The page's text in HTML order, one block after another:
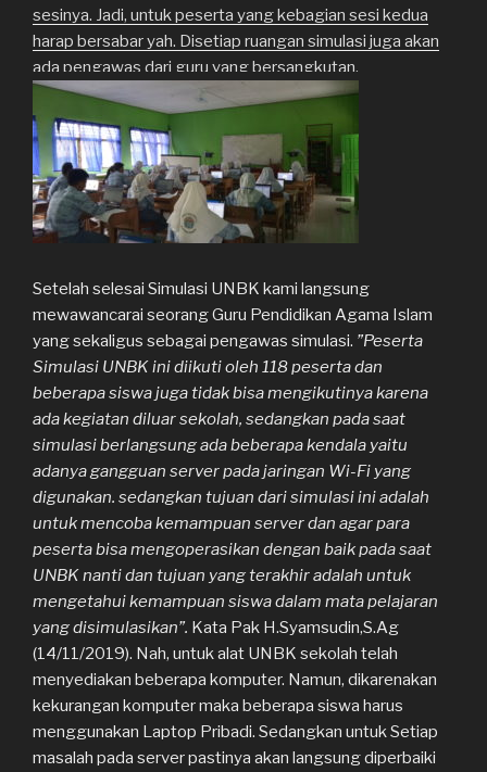
sesinya. Jadi, untuk peserta yang kebagian sesi kedua
harap bersabar yah. Disetiap ruangan simulasi juga akan
ada pengawas dari guru yang bersangkutan.
Setelah selesai Simulasi UNBK kami langsung
mewawancarai seorang Guru Pendidikan Agama Islam
yang sekaligus sebagai pengawas simulasi. ”Peserta
Simulasi UNBK ini diikuti oleh 118peserta dan
beberapa siswa juga tidak bisa mengikutinya karena
ada kegiatan diluar sekolah, sedangkan pada saat
simulasi berlangsung ada beberapa kendala yaitu
adanya gangguan server pada jaringan Wi-Fi yang
digunakan. sedangkan tujuan dari simulasi ini adalah
untuk mencoba kemampuan server dan agar para
peserta bisa mengoperasikan dengan baik pada saat
UNBK nanti dan tujuan yang terakhir adalah untuk
mengetahui kemampuan siswa dalam mata pelajaran
yang disimulasikan”. Kata Pak H.Syamsudin,S.Ag
(14/11/2019). Nah, untuk alat UNBK sekolah telah
menyediakan beberapa komputer. Namun, dikarenakan
kekurangan komputer maka beberapa siswa harus
menggunakan Laptop Pribadi. Sedangkan untuk Setiap
masalah pada server pastinya akan langsung diperbaiki